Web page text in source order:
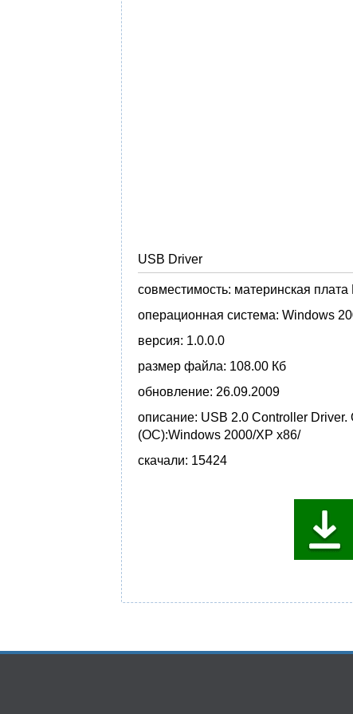
USB Driver
совместимость: материнская
операционная система: Windows
версия: 1.0.0.0
размер файла: 108.00 Кб
обновление: 26.09.2009
описание: USB 2.0 Controller
(ОС):Windows 2000/XP x86/
скачали: 15424